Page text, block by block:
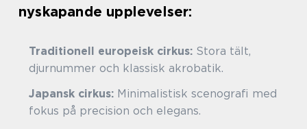
nyskapande upplevelser:
Traditionell europeisk cirkus: Stora tält,
djurnummer och klassisk akrobatik.
Japansk cirkus: Minimalistisk scenografi med
fokus på precision och elegans.